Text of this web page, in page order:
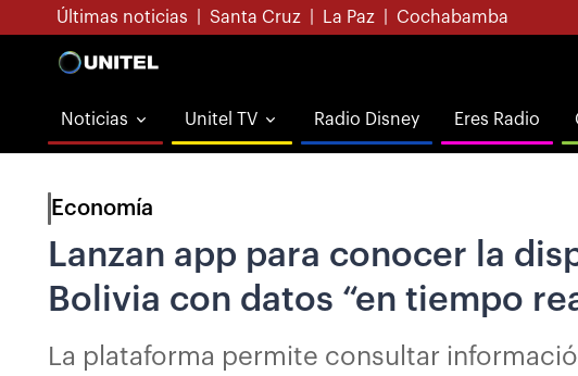
Últimas noticias Santa Cruz La Paz Cochabamba
Noticias Unitel TV Radio Disney Eres Radio
Economía
Lanzan app para conocer la
Bolivia con datos “en tiempo
La plataforma permite consultar